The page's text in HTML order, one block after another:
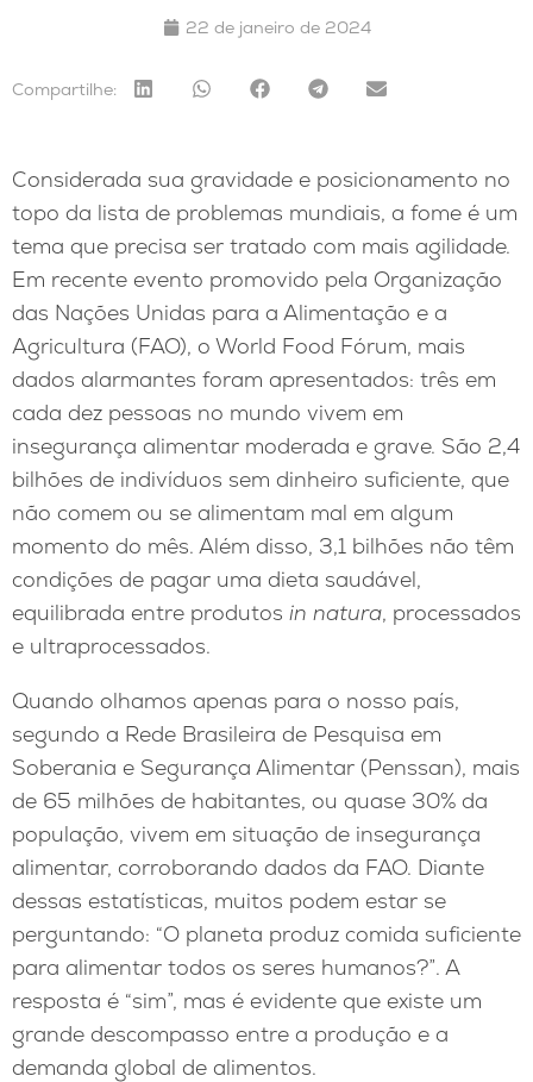
22 de janeiro de 2024
Compartilhe:
Considerada sua gravidade e posicionamento no
topo da lista de problemas mundiais, a fome é um
tema que precisa ser tratado com mais agilidade.
Em recente evento promovido pela Organização
das Nações Unidas para a Alimentação e a
Agricultura (FAO), o World Food Fórum, mais
dados alarmantes foram apresentados: três em
cada dez pessoas no mundo vivem em
insegurança alimentar moderada e grave. São 2,4
bilhões de indivíduos sem dinheiro suficiente, que
não comem ou se alimentam mal em algum
momento do mês. Além disso, 3,1 bilhões não têm
condições de pagar uma dieta saudável,
equilibrada entre produtos in natura, processados
e ultraprocessados.
Quando olhamos apenas para o nosso país,
segundo a Rede Brasileira de Pesquisa em
Soberania e Segurança Alimentar (Penssan), mais
de 65 milhões de habitantes, ou quase 30% da
população, vivem em situação de insegurança
alimentar, corroborando dados da FAO. Diante
dessas estatísticas, muitos podem estar se
perguntando: “O planeta produz comida suficiente
para alimentar todos os seres humanos?”. A
resposta é “sim”, mas é evidente que existe um
grande descompasso entre a produção e a
demanda global de alimentos.